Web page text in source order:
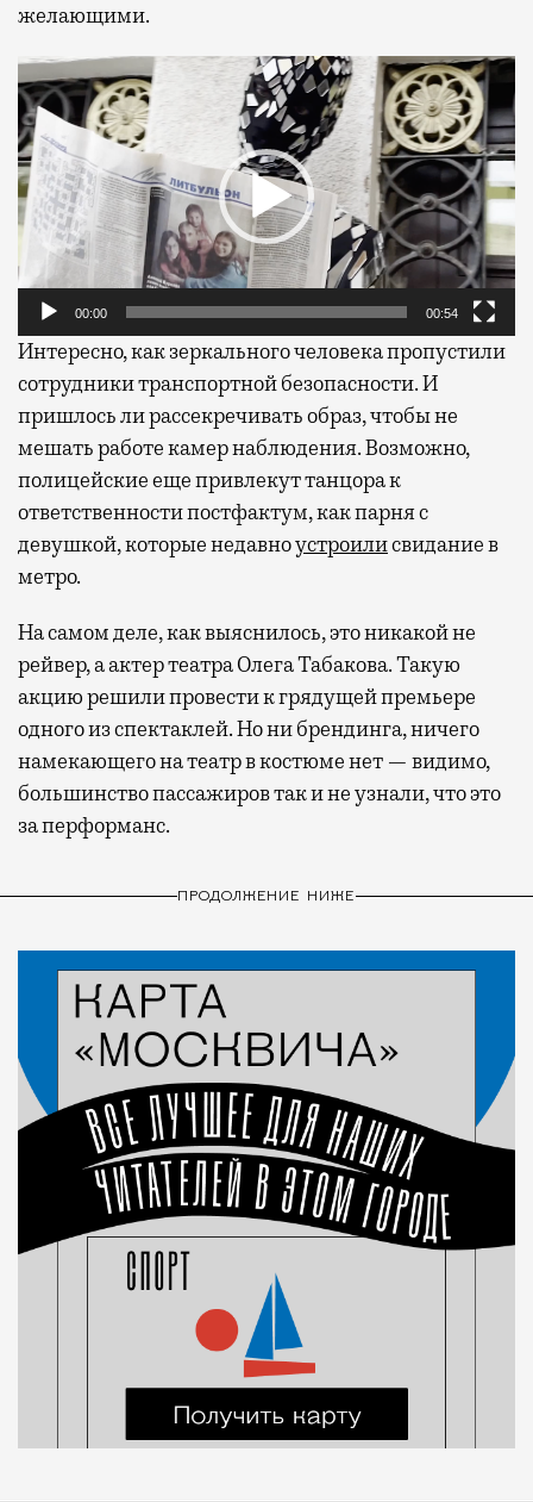
желающими.
Видеоплеер
00:00 00:54
Интересно, как зеркального человека пропустили
сотрудники транспортной безопасности. И
пришлось ли рассекречивать образ, чтобы не
мешать работе камер наблюдения. Возможно,
полицейские еще привлекут танцора к
ответственности постфактум, как парня с
девушкой, которые недавноустроилисвидание в
метро.
На самом деле, как выяснилось, это никакой не
рейвер, а актер театра Олега Табакова. Такую
акцию решили провести к грядущей премьере
одного из спектаклей. Но ни брендинга, ничего
намекающего на театр в костюме нет — видимо,
большинство пассажиров так и не узнали, что это
за перформанс.
ПРОДОЛЖЕНИЕ НИЖЕ